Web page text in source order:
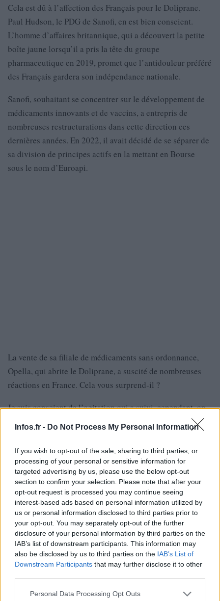
Infos.fr - Do Not Process My Personal Information
If you wish to opt-out of the sale, sharing to third parties, or
processing of your personal or sensitive information for
targeted advertising by us, please use the below opt-out
section to confirm your selection. Please note that after your
opt-out request is processed you may continue seeing
interest-based ads based on personal information utilized by
us or personal information disclosed to third parties prior to
your opt-out. You may separately opt-out of the further
disclosure of your personal information by third parties on the
IAB’s list of downstream participants. This information may
also be disclosed by us to third parties on the IAB’s List of
Downstream Participants that may further disclose it to other
Please note that this website/app uses one or more Google
Personal Data Processing Opt Outs
Cela est dû à l’affection des Français pour le Doliprane.
Paul Hudson, le PDG de Sanofi, en est bien conscient.
L’homme d’affaires britannique, qui a découvert la petite
boîte jaune lorsqu’il a pris la tête du groupe
pharmaceutique en 2019, promet que l’antidouleur préféré
des Français gardera son indépendance nationale.
Sanofi, souhaitant se concentrer sur le développement de
médicaments innovants et de vaccins, a entrepris de
nombreuses restructurations dans cette direction ces
dernières années. En 2022, il avait décidé de se séparer de
sa division de principes actifs en la mettant en Bourse
sous le nom d’Euroapi.
La vente de sa filiale de médicaments sans ordonnance,
Opella, qui abrite le Doliprane, a suscité de nombreuses
réactions en France. Cela vous surprend-il ?
Je suis conscient de l’agitation qui a suivi, cependant, on
n’a jamais prévu de faire des concessions concernant le
Doliprane. Du fait de la pandémie de Covid-19, j’ai pu voir
à quel point il est vital pour les Français. On a augmenté
notre production pour fabriquer des dizaines de millions
d’emballages supplémentaires à cette période, bien plus
que tout ce qu’on avait produit avant. Les gens stockaient
ces boîtes dans leurs placards à médicaments pour parer à
toute éventualité. Cela illustre à quel point les Français
sont attachés à ce remède. Le Doliprane est considéré, de
plusieurs façons, comme un membre sûr de la famille.
Aucun débat sur sa prééminence n’a jamais eu lieu.
Pourquoi avez-vous décidé de vous séparer de cette filiale,
qui est pourtant lucrative, avec une marge d’exploitation